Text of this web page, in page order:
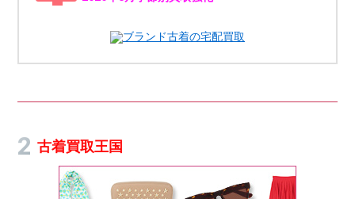
ブランド古着の宅配買取
古着買取王国